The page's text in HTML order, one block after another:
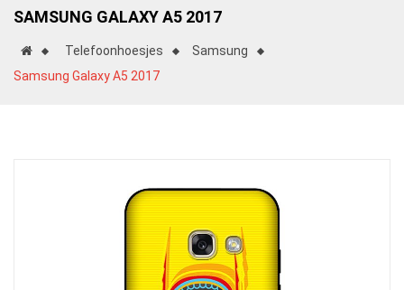
SAMSUNG GALAXY A5 2017
Telefoonhoesjes
Samsung
Samsung Galaxy A5 2017